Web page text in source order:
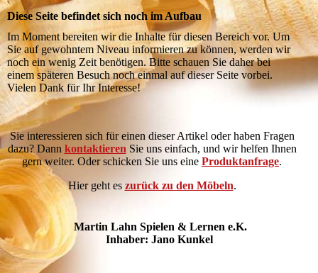
Diese Seite befindet sich noch im Aufbau
Im Moment bereiten wir die Inhalte für diesen Bereich vor. Um
Sie auf gewohntem Niveau informieren zu können, werden wir
noch ein wenig Zeit benötigen. Bitte schauen Sie daher bei
einem späteren Besuch noch einmal auf dieser Seite vorbei.
Vielen Dank für Ihr Interesse!
Sie interessieren sich für einen dieser Artikel oder haben Fragen
dazu? Dann kontaktieren Sie uns einfach, und wir helfen Ihnen
gern weiter. Oder schicken Sie uns eine Produktanfrage.
Hier geht es zurück zu den Möbeln.
Martin Lahn Spielen & Lernen e.K.
Inhaber: Jano Kunkel